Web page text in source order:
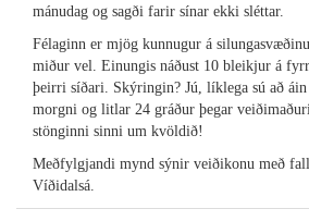
mánudag og sagði farir sínar ekki sléttar.
Félaginn er mjög kunnugur á
miður vel. Einungis náðust 10 bleikjur á
þeirri síðari. Skýringin? Jú, líklega sú að
morgni og litlar 24 gráður þegar
stönginni sinni um kvöldið!
Meðfylgjandi mynd sýnir veiðikonu með
Víðidalsá.